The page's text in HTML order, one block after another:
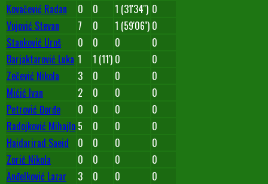
Kovačević Radan
0 0 1 (31'34'') 0
Vujović Stevan
7 0 1 (59'06'') 0
Stanković Uroš
0 0 0
0
Barjaktarović Luka 1 1 (11') 0
0
Zečević Nikola
3 0 0
0
Mićić Ivan
2 0 0
0
Petrović Đorđe
0 0 0
0
Radojković Mihajlo 5 0 0
0
Haidarirad Saeid
0 0 0
0
Zorić Nikola
0 0 0
0
Anđelković Lazar
3 0 0
0